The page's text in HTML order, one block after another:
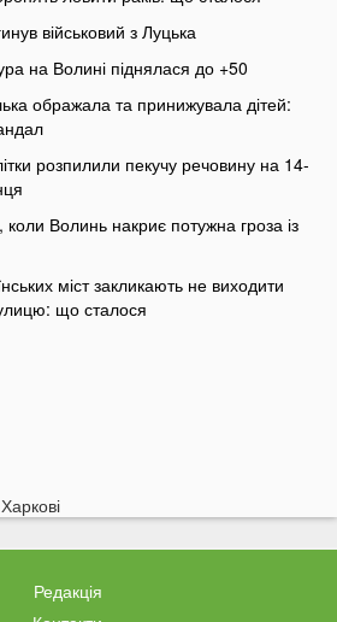
військовий з Луцька
на Волині піднялася до +50
ображала та принижувала дітей:
розпилили пекучу речовину на 14-
Волинь накриє потужна гроза із
міст закликають не виходити
що сталося
першими
чи буде пальне по 100 гривень
Редакція